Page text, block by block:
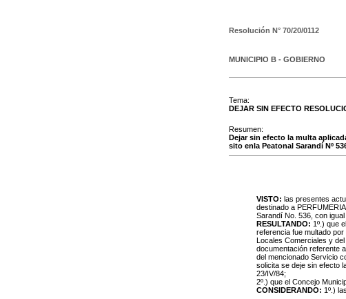
Resolución N° 70/20/0112
MUNICIPIO B - GOBIERNO
Tema:
DEJAR SIN EFECTO
Resumen:
Dejar sin efecto la multa
sito enla Peatonal Sarandí Nº
VISTO: las presentes
destinado a
Sarandí No. 536, con
RESULTANDO: 1º.) que
referencia fue multado
Locales Comerciales y
documentación referente
del mencionado Servicio
solicita se deje sin efecto
23/IV/84;
2º.) que el Concejo
CONSIDERANDO: 1º.)